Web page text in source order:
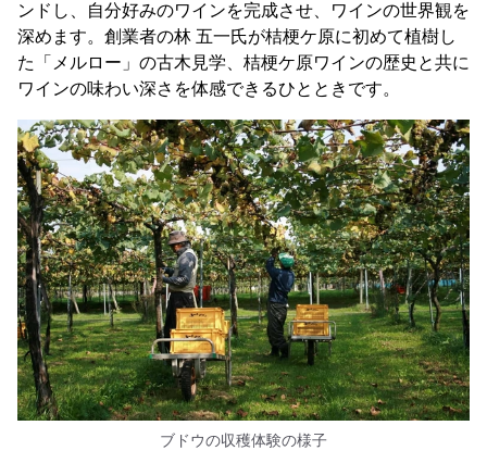
ンドし、自分好みのワインを完成させ、ワインの世界観を
深めます。創業者の林 五一氏が桔梗ケ原に初めて植樹し
た「メルロー」の古木見学、桔梗ケ原ワインの歴史と共に
ワインの味わい深さを体感できるひとときです。
ブドウの収穫体験の様子